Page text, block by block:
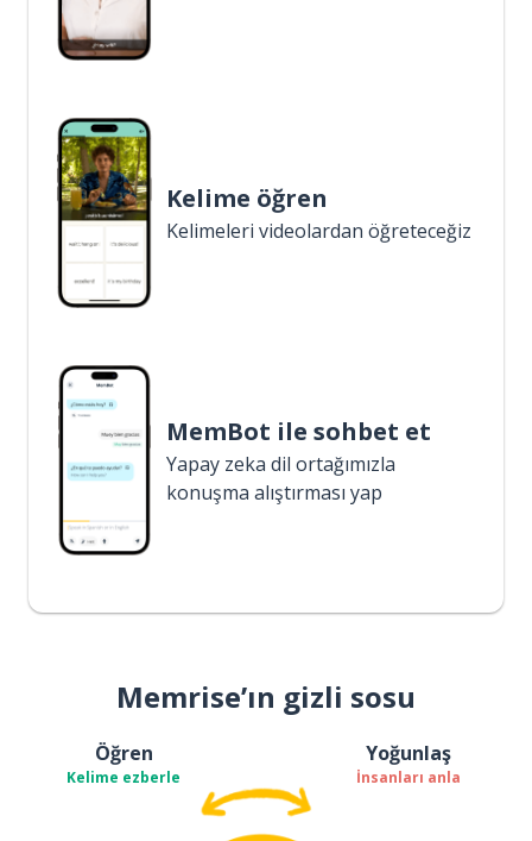
Kelime öğren
Kelimeleri videolardan öğreteceğiz
MemBot ile sohbet et
Yapay zeka dil ortağımızla
konuşma alıştırması yap
Memrise’ın gizli sosu
Öğren
Kelime ezberle
Yoğunlaş
İnsanları anla